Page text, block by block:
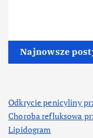
Najnowsze
Odkrycie penicyliny
Choroba refluksowa
Lipidogram